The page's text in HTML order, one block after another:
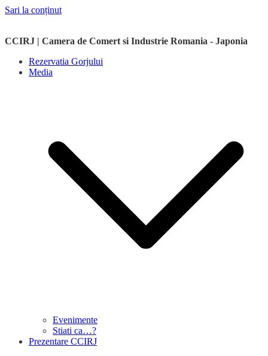
Sari la conținut
CCIRJ | Camera de Comert si Industrie Romania - Japonia
Rezervatia Gorjului
Media
Evenimente
Stiati ca…?
Prezentare CCIRJ